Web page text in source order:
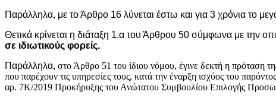
Παράλληλα, με το Άρθρο 16 λύνεται έστω και για 3 χρόνια το
Θετικά κρίνεται η διάταξη 1.α του Άρθρου 50 σύμφωνα με την
σε ιδιωτικούς φορείς.
Παράλληλα, στο Άρθρο 51 του ίδιου νόμου, έγινε δεκτή η πρόταση
που παρέχουν τις υπηρεσίες τους, κατά την έναρξη ισχύος του
αρ. 7Κ/2019 Προκήρυξης του Ανώτατου Συμβουλίου Επιλογής